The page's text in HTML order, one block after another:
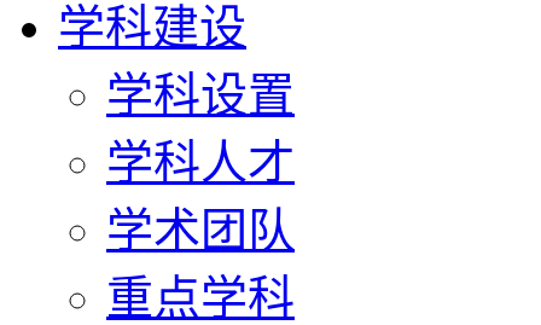
学科建设
学科设置
学科人才
学术团队
重点学科